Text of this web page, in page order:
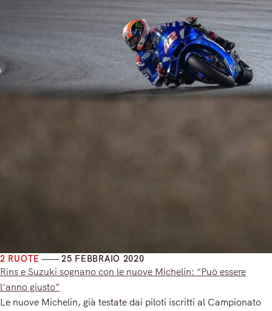
2 RUOTE 25 FEBBRAIO 2020
Rins e Suzuki sognano con le nuove Michelin: “Può essere
l’anno giusto”
Le nuove Michelin, già testate dai piloti iscritti al Campionato